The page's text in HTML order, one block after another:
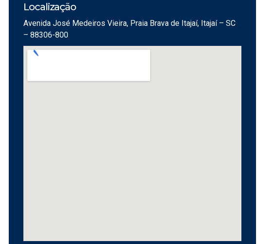
Localização
Avenida José Medeiros Vieira, Praia Brava de Itajaí, Itajaí – SC
– 88306-800